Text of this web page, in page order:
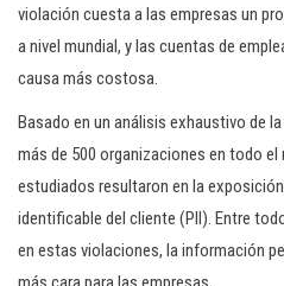
violación cuesta a las empresas un
a nivel mundial, y las cuentas de
causa más costosa.
Basado en un análisis exhaustivo de
más de 500 organizaciones en todo
estudiados resultaron en la
identificable del cliente (PII). Entre
en estas violaciones, la información